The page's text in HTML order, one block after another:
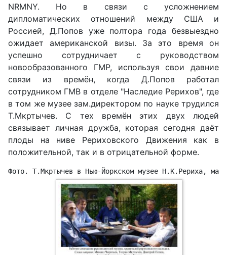
NRMNY. Но в связи с усложнением
дипломатических отношений между США и
Россией, Д.Попов уже полтора года безвыездно
ожидает американской визы. За это время он
успешно сотрудничает с руководством
новообразованного ГМР, используя свои давние
связи из времён, когда Д.Попов работал
сотрудником ГМВ в отделе "Наследие Рерихов", где
в том же музее зам.директором по науке трудился
Т.Мкртычев. С тех времён этих двух людей
связывает личная дружба, которая сегодня даёт
плоды на ниве Рериховского Движения как в
положительной, так и в отрицательной форме.
Фото. Т.Мкртычев в Нью-Йоркском музее Н.К.Рериха,